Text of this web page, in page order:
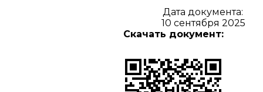
Дата документа:
10 сентября 2025
Скачать документ: